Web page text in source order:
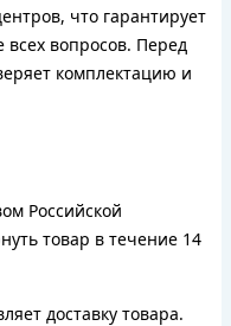
что гарантирует
вопросов. Перед
комплектацию и
Российской
товар в течение 14
доставку товара.